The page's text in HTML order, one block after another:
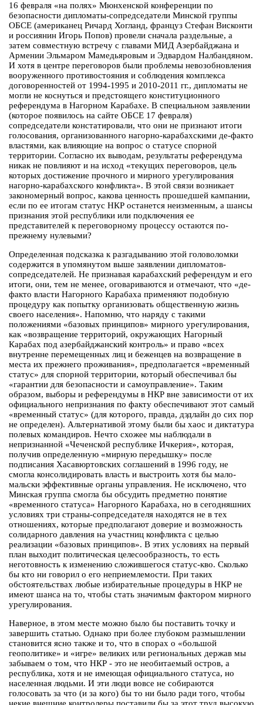
16 февраля «на полях» Мюнхенской конференции по
безопасности дипломаты-сопредседатели Минской группы
ОБСЕ (американец Ричард Хогланд, француз Стефан Висконти
и россиянин Игорь Попов) провели сначала раздельные, а
затем совместную встречу с главами МИД Азербайджана и
Армении Эльмаром Мамедьяровым и Эдвардом Налбандяном.
И хотя в центре переговоров были проблемы невозобновления
вооруженного противостояния и соблюдения комплекса
договоренностей от 1994-1995 и 2010-2011 гг., дипломаты не
могли не коснуться и предстоящего конституционного
референдума в Нагорном Карабахе. В специальном заявлении
(которое появилось на сайте ОБСЕ 17 февраля)
сопредседатели констатировали, что они не признают итоги
голосования, организованного нагорно-карабахскими де-факто
властями, как влияющие на вопрос о статусе спорной
территории. Согласно их выводам, результаты референдума
никак не повлияют и на исход «текущих переговоров, цель
которых достижение прочного и мирного урегулирования
нагорно-карабахского конфликта». В этой связи возникает
закономерный вопрос, какова ценность прошедшей кампании,
если по ее итогам статус НКР останется неизменным, а шансы
признания этой республики или подключения ее
представителей к переговорному процессу остаются по-
прежнему нулевыми?
Определенная подсказка к разгадыванию этой головоломки
содержится в упомянутом выше заявлении дипломатов-
сопредседателей. Не признавая карабахский референдум и его
итоги, они, тем не менее, оговариваются и отмечают, что «де-
факто власти Нагорного Карабаха применяют подобную
процедуру как попытку организовать общественную жизнь
своего населения». Напомню, что наряду с такими
положениями «базовых принципов» мирного урегулирования,
как «возвращение территорий, окружающих Нагорный
Карабах под азербайджанский контроль» и право «всех
внутренне перемещенных лиц и беженцев на возвращение в
места их прежнего проживания», предполагается «временный
статус» для спорной территории, который обеспечивал бы
«гарантии для безопасности и самоуправление». Таким
образом, выборы и референдумы в НКР вне зависимости от их
официального непризнания по факту обеспечивают этот самый
«временный статус» (для которого, правда, дэдлайн до сих пор
не определен). Альтернативой этому были бы хаос и диктатура
полевых командиров. Нечто схожее мы наблюдали в
непризнанной «Чеченской республике Ичкерия», которая,
получив определенную «мирную передышку» после
подписания Хасавюртовских соглашений в 1996 году, не
смогла консолидировать власть и выстроить хотя бы мало-
мальски эффективные органы управления. Не исключено, что
Минская группа смогла бы обсудить предметно понятие
«временного статуса» Нагорного Карабаха, но в сегодняшних
условиях три страны-сопредседателя находятся не в тех
отношениях, которые предполагают доверие и возможность
солидарного давления на участниц конфликта с целью
реализации «базовых принципов». В этих условиях на первый
план выходит политическая целесообразность, то есть
неготовность к изменению сложившегося статус-кво. Сколько
бы кто ни говорил о его неприемлемости. При таких
обстоятельствах любые избирательные процедуры в НКР не
имеют шанса на то, чтобы стать значимым фактором мирного
урегулирования.
Наверное, в этом месте можно было бы поставить точку и
завершить статью. Однако при более глубоком размышлении
становится ясно также и то, что в спорах о «большой
геополитике» и «игре» великих или региональных держав мы
забываем о том, что НКР - это не необитаемый остров, а
республика, хотя и не имеющая официального статуса, но
населенная людьми. И эти люди вовсе не собираются
голосовать за что (и за кого) бы то ни было ради того, чтобы